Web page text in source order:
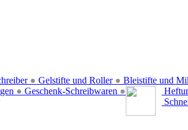
● Gelstifte und Roller ● Bleistifte und
● Geschenk-Schreibwaren ●